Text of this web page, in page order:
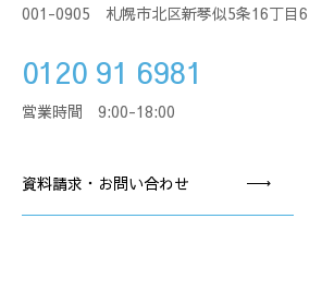
001-0905 札幌市北区新琴似5条16丁目6
0120 91 6981
営業時間 9:00-18:00
資料請求・お問い合わせ